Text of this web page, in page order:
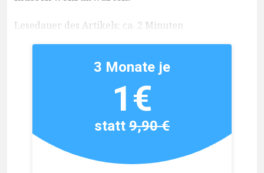
Lesedauer des Artikels: ca. 2 Minuten
3 Monate je
1€
statt9,90 €